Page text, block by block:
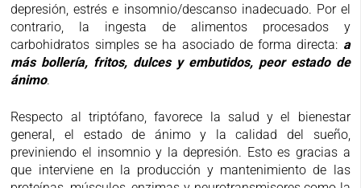
depresión, estrés e insomnio/descanso inadecuado. Por el
contrario, la ingesta de alimentos procesados y
carbohidratos simples se ha asociado de forma directa: a
más bollería, fritos, dulces y embutidos, peor estado de
ánimo.
Respecto al triptófano, favorece la salud y el bienestar
general, el estado de ánimo y la calidad del sueño,
previniendo el insomnio y la depresión. Esto es gracias a
que interviene en la producción y mantenimiento de las